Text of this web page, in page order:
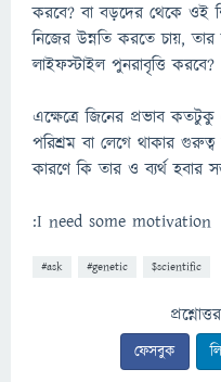
করবে? বা বড়দের থেকে ওই
নিজের উন্নতি করতে চায়,
লাইফস্টাইল পুনরাবৃত্তি করবে?
এক্ষেত্রে জিনের প্রভাব
পরিশ্রম বা লেগে থাকার গুরুত্ব
কারণে কি তার ও ব্যর্থ হবার
:I need some motivation
#ask #genetic $scientific
ফেসবুক